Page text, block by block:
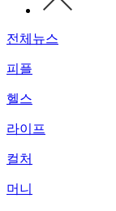
전체뉴스
피플
헬스
라이프
컬처
머니